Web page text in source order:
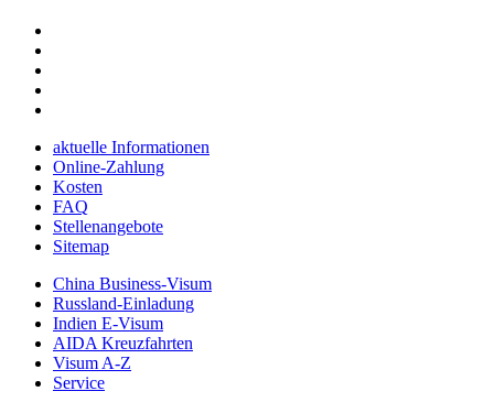
aktuelle Informationen
Online-Zahlung
Kosten
FAQ
Stellenangebote
Sitemap
China Business-Visum
Russland-Einladung
Indien E-Visum
AIDA Kreuzfahrten
Visum A-Z
Service